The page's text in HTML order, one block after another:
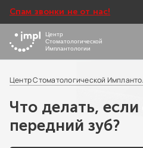
Спам звонки не от нас!
Центр
Стоматологической
Имплантологии
Центр Стоматологической
Что делать,
передний зуб?